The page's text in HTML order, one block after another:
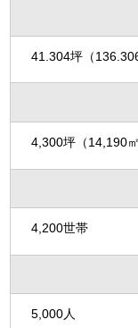
41.304坪（136.306
4,300坪（14,190㎡
4,200世帯
5,000人